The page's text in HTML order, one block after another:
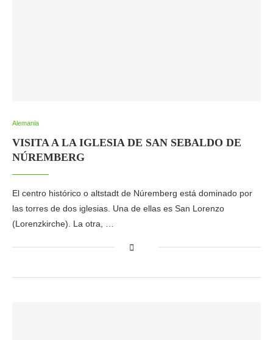
Alemania
VISITA A LA IGLESIA DE SAN SEBALDO DE
NÚREMBERG
El centro histórico o altstadt de Núremberg está dominado por
las torres de dos iglesias. Una de ellas es San Lorenzo
(Lorenzkirche). La otra, …